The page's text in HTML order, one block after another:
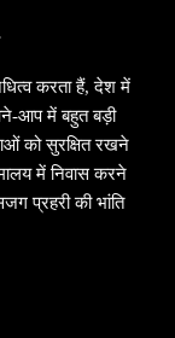
करता हैं, देश में
आप में बहुत बड़ी
को सुरक्षित रखने
में निवास करने
प्रहरी की भांति